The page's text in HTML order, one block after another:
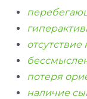
потеря
наличие